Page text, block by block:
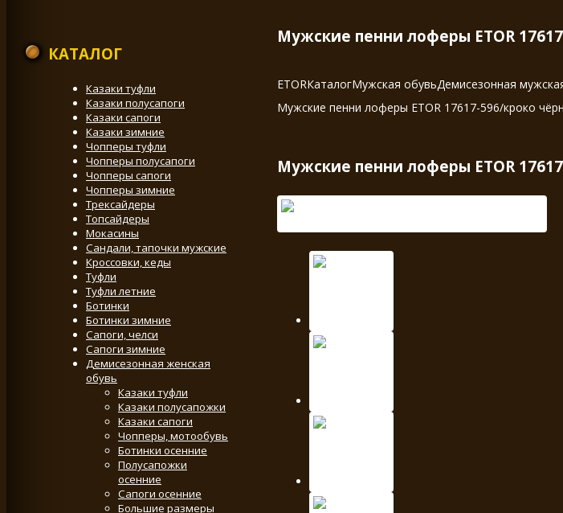
КАТАЛОГ
Казаки туфли
Казаки полусапоги
Казаки сапоги
Казаки зимние
Чопперы туфли
Чопперы полусапоги
Чопперы сапоги
Чопперы зимние
Трексайдеры
Топсайдеры
Мокасины
Сандали, тапочки мужские
Кроссовки, кеды
Туфли
Туфли летние
Ботинки
Ботинки зимние
Сапоги, челси
Сапоги зимние
Демисезонная женская
обувь
Казаки туфли
Казаки полусапожки
Казаки сапоги
Чопперы, мотообувь
Ботинки осенние
Полусапожки
осенние
Сапоги осенние
Большие размеры
Мужские пенни лоферы ETOR
ETORКаталогМужская обувьДемисезонная
Мужские пенни лоферы ETOR 17617-596/кроко
Мужские пенни лоферы ETOR